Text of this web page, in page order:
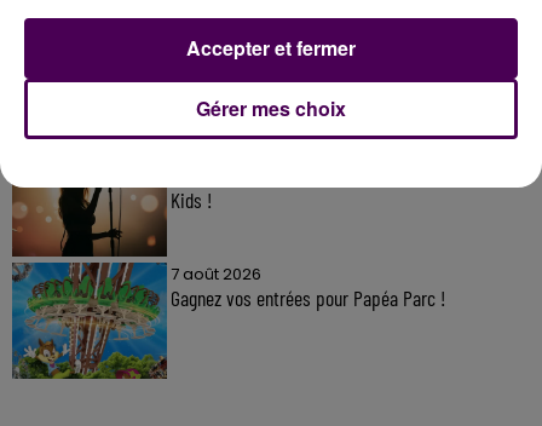
Gagnez vos pass pour le V and B Fest' 2026 !
Kids !
7 août 2026
Gagnez vos entrées pour Papéa Parc !
Gérer mes choix
Accepter et fermer